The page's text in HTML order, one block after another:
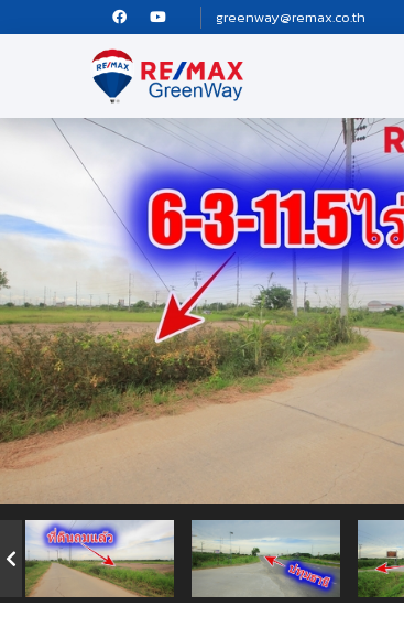
greenway@remax.co.th